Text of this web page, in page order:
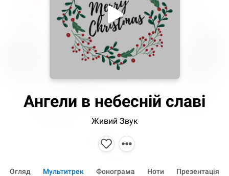
Ангели в небесній славі
Живий Звук
Огляд Мультитрек Фонограма Ноти Презентація